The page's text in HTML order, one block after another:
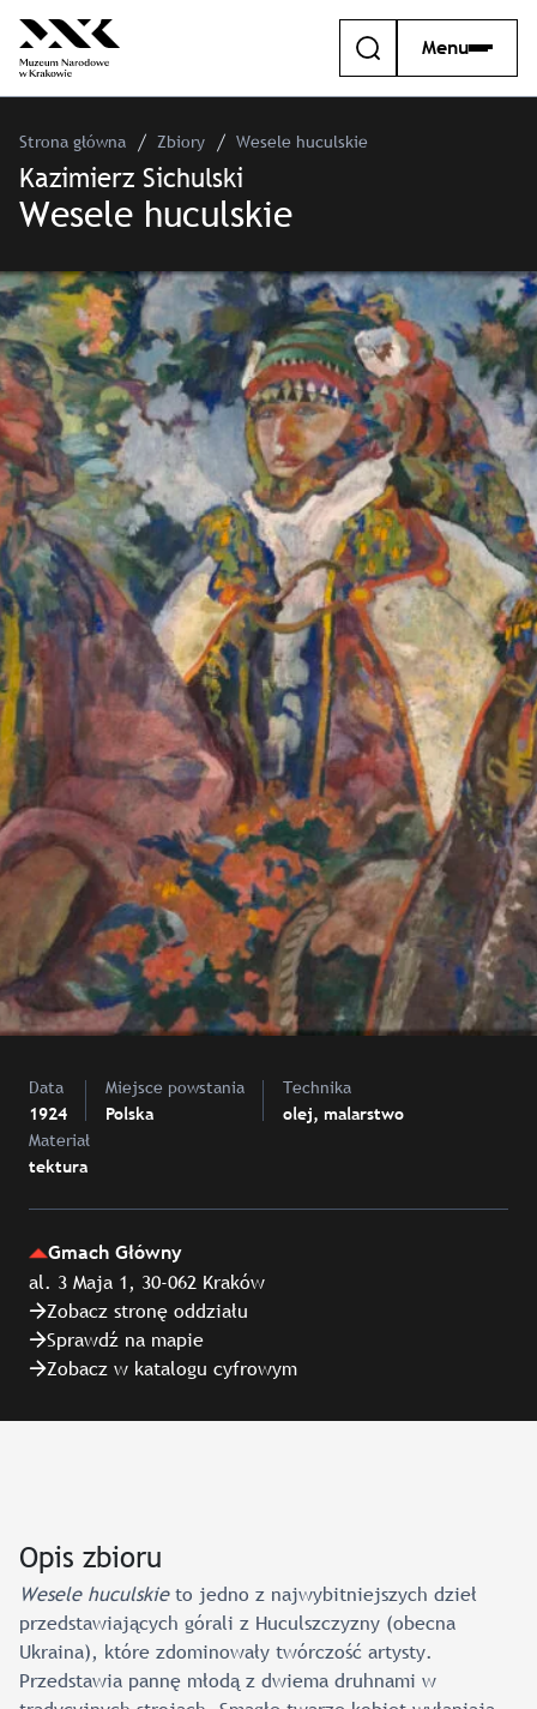
Menu
Strona główna Zbiory Wesele huculskie
Kazimierz Sichulski
Wesele huculskie
Opis zbioru
Wesele huculskieto jedno z najwybitniejszych dzieł
przedstawiających górali z Huculszczyzny (obecna
Ukraina), które zdominowały twórczość artysty.
Przedstawia pannę młodą z dwiema druhnami w
Data
1924
Miejsce powstania
Polska
Technika
olej, malarstwo
Materiał
tektura
Gmach Główny
al. 3 Maja 1, 30-062 Kraków
Zobacz stronę oddziału
Sprawdź na mapie
Zobacz w katalogu cyfrowym